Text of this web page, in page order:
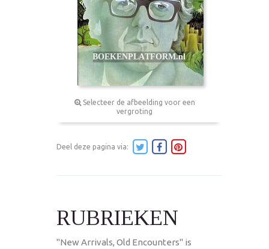
Selecteer de afbeelding voor een
vergroting
Deel deze pagina via:
RUBRIEKEN
"New Arrivals, Old Encounters" is